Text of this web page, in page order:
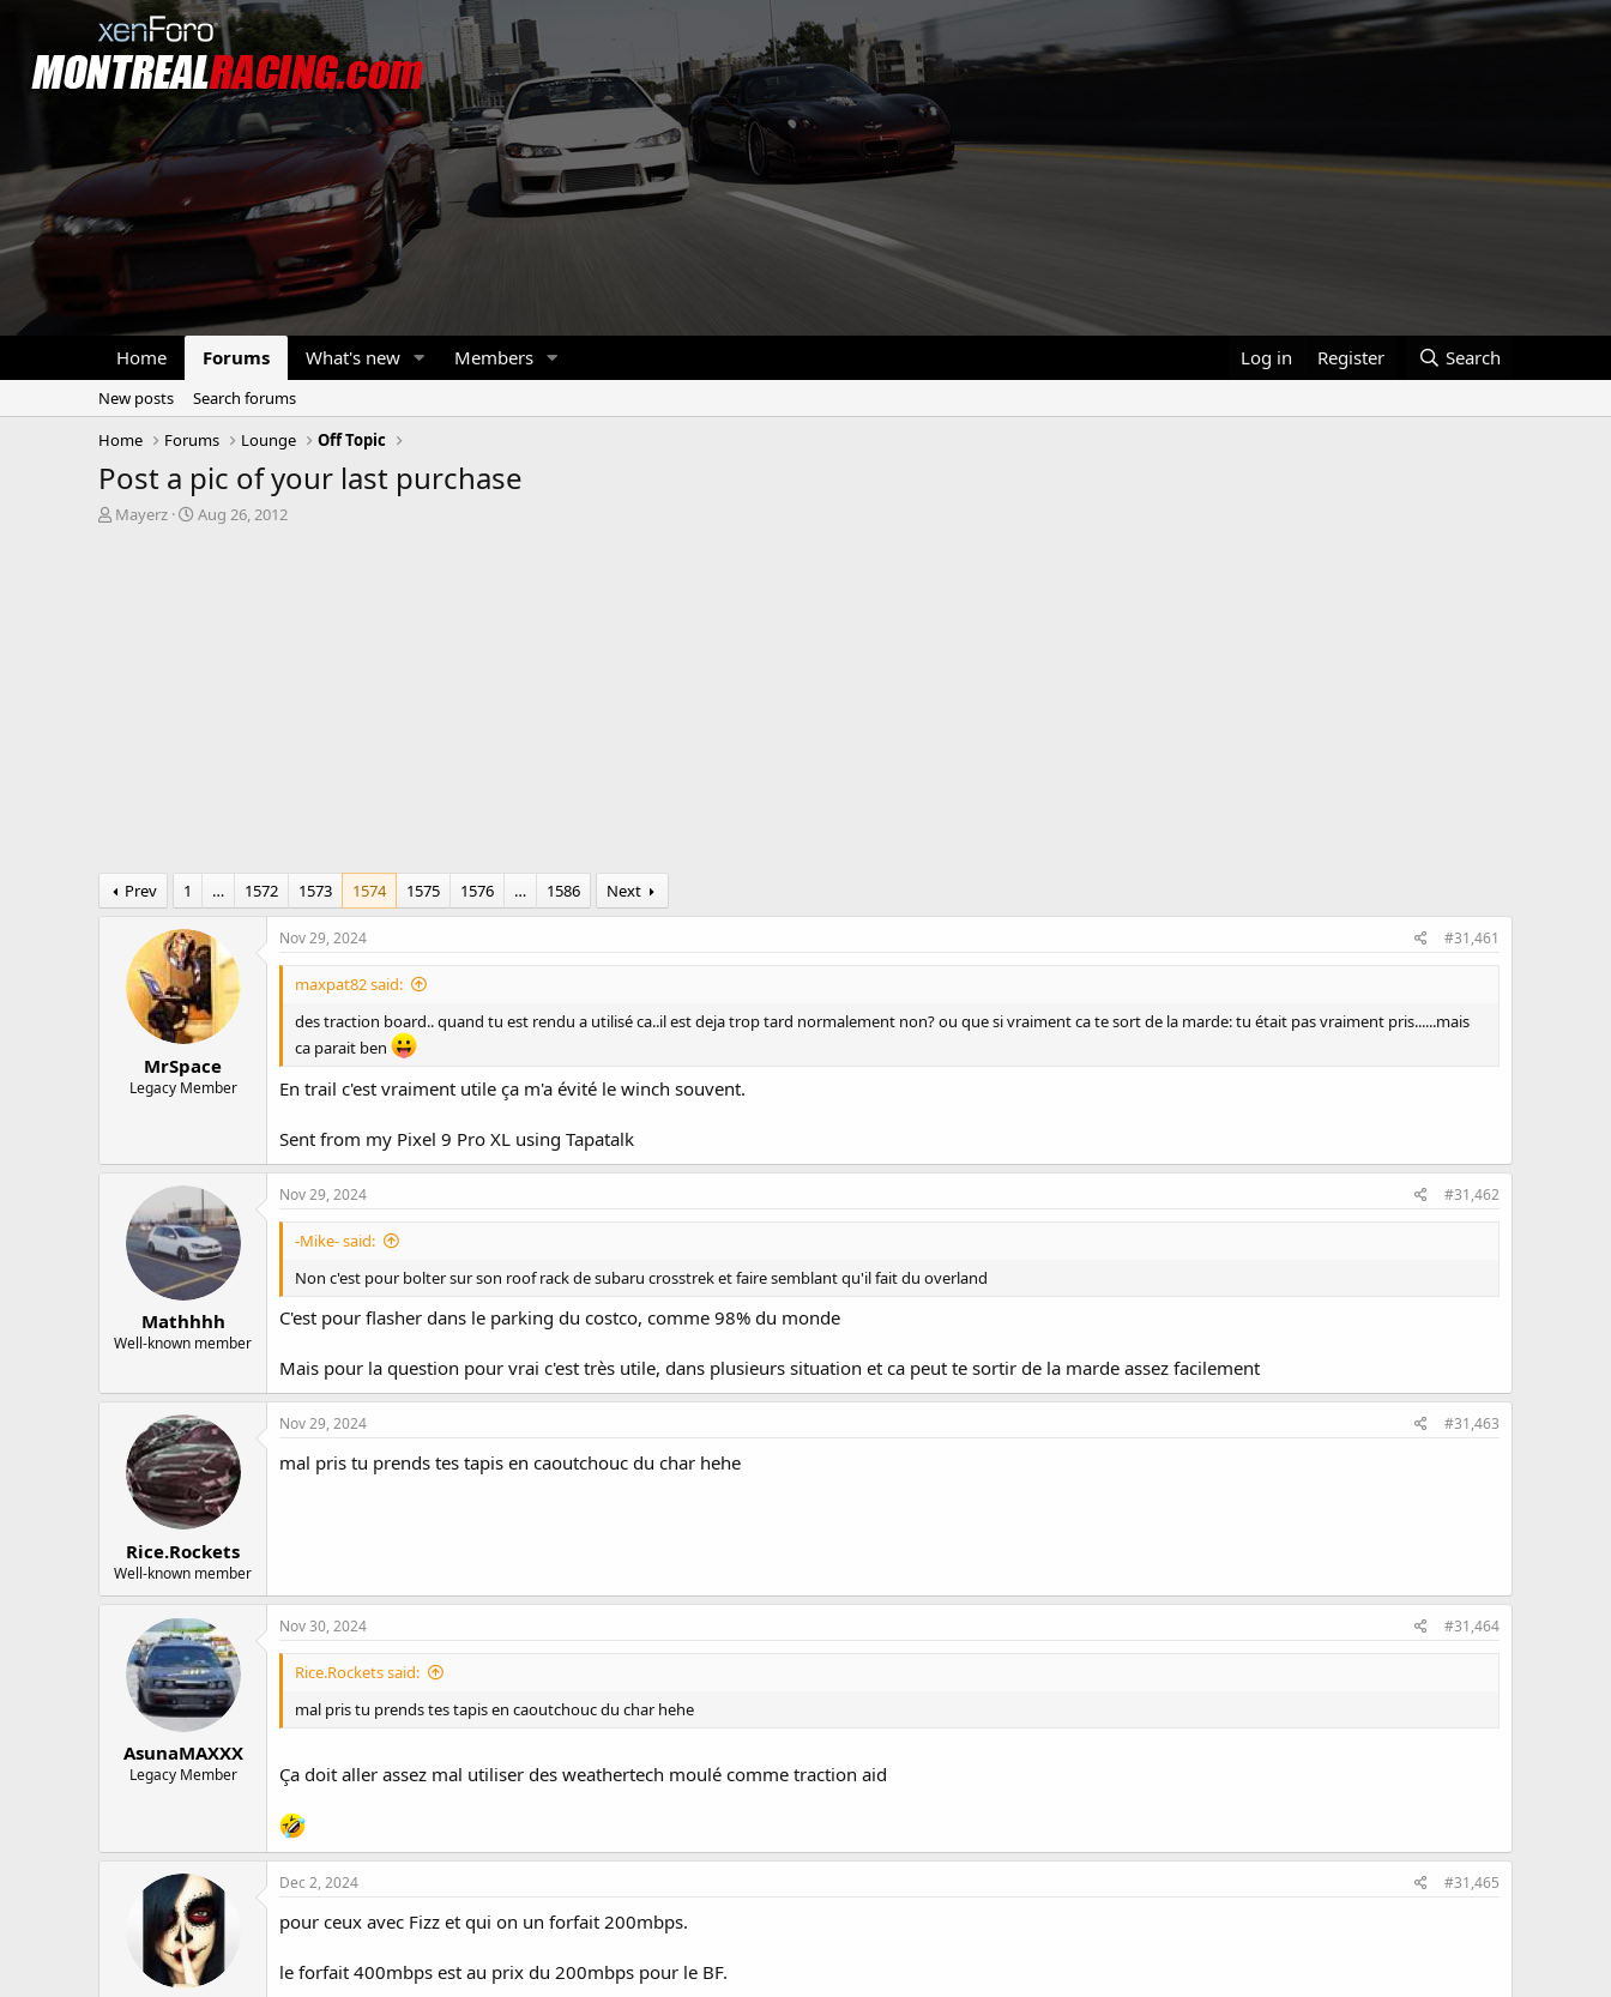
Home Forums What's new Members Log in Register Search
New posts
Search forums
Home
Forums Lounge Off Topic
Post a pic of your last purchase
T
Mayerz
S
Aug 26, 2012
Prev 1 … 1572 1573 1574 1575 1576 … 1586 Next
MrSpace
Legacy Member
Nov 29, 2024 #31,461
maxpat82 said:
des traction board.. quand tu est rendu a utilisé ca..il est deja trop tard normalement non? ou que si vraiment ca te sort de la marde: tu était pas vraiment pris......mais
ca parait ben
En trail c'est vraiment utile ça m'a évité le winch souvent.
Sent from my Pixel 9 Pro XL using Tapatalk
Mathhhh
Well-known member
Nov 29, 2024 #31,462
-Mike- said:
Non c'est pour bolter sur son roof rack de subaru crosstrek et faire semblant qu'il fait du overland
C'est pour flasher dans le parking du costco, comme 98% du monde
Mais pour la question pour vrai c'est très utile, dans plusieurs situation et ca peut te sortir de la marde assez facilement
Rice.Rockets
Well-known member
Nov 29, 2024 #31,463
mal pris tu prends tes tapis en caoutchouc du char hehe
AsunaMAXXX
Legacy Member
Nov 30, 2024 #31,464
Rice.Rockets said:
mal pris tu prends tes tapis en caoutchouc du char hehe
Ça doit aller assez mal utiliser des weathertech moulé comme traction aid
Dec 2, 2024 #31,465
pour ceux avec Fizz et qui on un forfait 200mbps.
le forfait 400mbps est au prix du 200mbps pour le BF.